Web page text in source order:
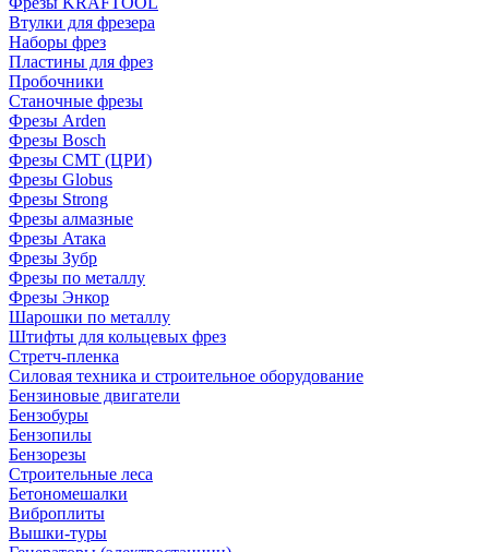
Втулки для фрезера
Наборы фрез
Пластины для фрез
Пробочники
Станочные фрезы
Фрезы Arden
Фрезы Bosch
Фрезы CMT (ЦРИ)
Фрезы Globus
Фрезы Strong
Фрезы алмазные
Фрезы Атака
Фрезы Зубр
Фрезы по металлу
Фрезы Энкор
Шарошки по металлу
Штифты для кольцевых фрез
Стретч-пленка
Силовая техника и строительное оборудование
Бензиновые двигатели
Бензобуры
Бензопилы
Бензорезы
Строительные леса
Бетономешалки
Виброплиты
Вышки-туры